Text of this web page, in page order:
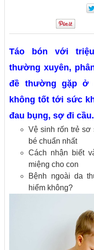
Táo bón với
thường xuyên,
đề thường gặp ở
không tốt tới sức
đau bụng, sợ đi cầu.
Vệ sinh rốn trẻ sơ
bé chuẩn nhất
Cách nhận biết
miệng cho con
Bệnh ngoài da
hiểm không?